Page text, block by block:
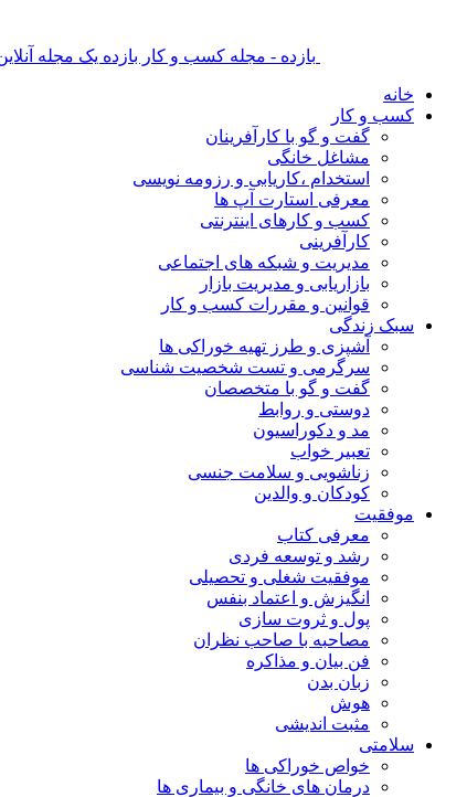
بازده - مجله کسب و کار بازده یک مجله
خانه
کسب و کار
گفت و گو با کارآفرینان
مشاغل خانگی
استخدام ،کاریابی و رزومه نویسی
معرفی استارت آپ ها
کسب و کارهای اینترنتی
کارآفرینی
مدیریت و شبکه های اجتماعی
بازاریابی و مدیریت بازار
قوانین و مقررات کسب و کار
سبک زندگی
آشپزی و طرز تهیه خوراکی ها
سرگرمی و تست شخصیت شناسی
گفت و گو با متخصصان
دوستی و روابط
مد و دکوراسیون
تعبیر خواب
زناشویی و سلامت جنسی
کودکان و والدین
موفقیت
معرفی کتاب
رشد و توسعه فردی
موفقیت شغلی و تحصیلی
انگیزش و اعتماد بنفس
پول و ثروت سازی
مصاحبه با صاحب نظران
فن بیان و مذاکره
زبان بدن
هوش
مثبت اندیشی
سلامتی
خواص خوراکی ها
درمان های خانگی و بیماری ها